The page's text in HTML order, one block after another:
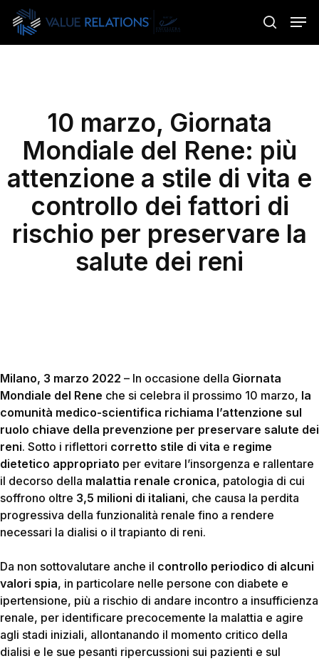
Skip
main
search
10 marzo, Giornata
Mondiale del Rene: più
attenzione a stile di vita e
controllo dei fattori di
rischio per preservare la
salute dei reni
Milano, 3 marzo 2022 – In occasione della Giornata
Mondiale del Rene che si celebra il prossimo 10 marzo, la
comunità medico-scientifica richiama l’attenzione sul
ruolo chiave della prevenzione per preservare salute dei
reni. Sotto i riflettori corretto stile di vita e regime
dietetico appropriato per evitare l’insorgenza e rallentare
il decorso della malattia renale cronica, patologia di cui
soffrono oltre 3,5 milioni di italiani, che causa la perdita
progressiva della funzionalità renale fino a rendere
necessari la dialisi o il trapianto di reni.
Da non sottovalutare anche il controllo periodico di alcuni
valori spia, in particolare nelle persone con diabete e
ipertensione, più a rischio di andare incontro a insufficienza
renale, per identificare precocemente la malattia e agire
agli stadi iniziali, allontanando il momento critico della
dialisi e le sue pesanti ripercussioni sui pazienti e sul